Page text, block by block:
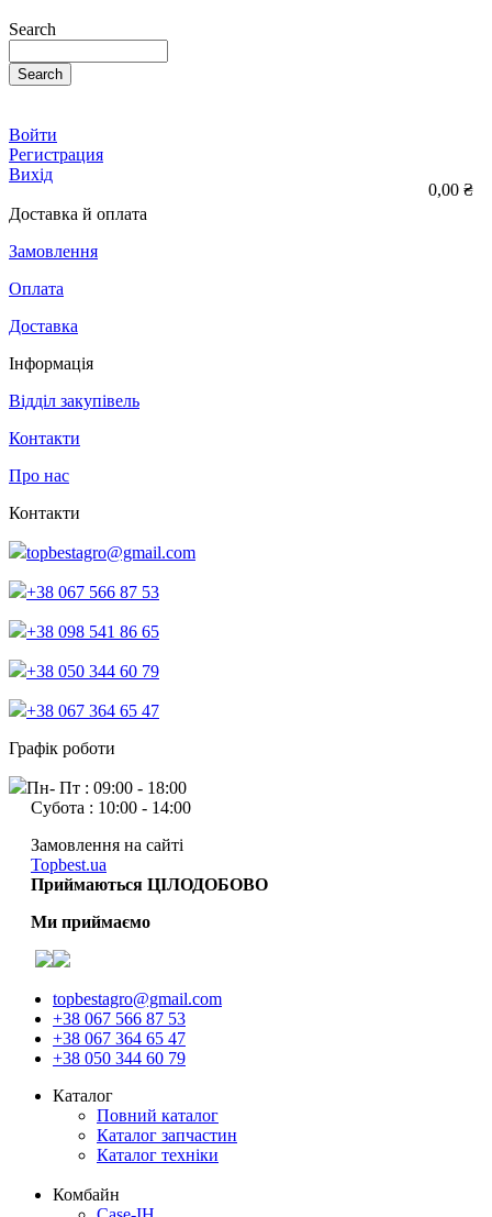
Search
Search
0,00 ₴
Войти
Регистрация
Вихід
Доставка й оплата
Замовлення
Оплата
Доставка
Інформація
Відділ закупівель
Контакти
Про нас
Контакти
topbestagro@gmail.com
+38 067 566 87 53
+38 098 541 86 65
+38 050 344 60 79
+38 067 364 65 47
Графік роботи
Пн- Пт : 09:00 - 18:00
Субота : 10:00 - 14:00
Замовлення на сайті
Topbest.ua
Приймаються ЦІЛОДОБОВО
Ми приймаємо
topbestagro@gmail.com
+38 067 566 87 53
+38 067 364 65 47
+38 050 344 60 79
Каталог
Повний каталог
Каталог запчастин
Каталог техніки
Комбайн